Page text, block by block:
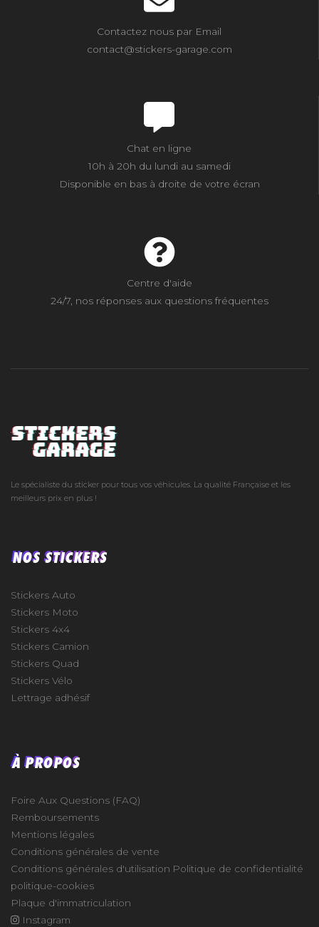
Contactez nous par Email
contact@stickers-garage.com
Chat en ligne
10h à 20h du lundi au samedi
Disponible en bas à droite de votre écran
Centre d'aide
24/7, nos réponses aux questions fréquentes
Le spécialiste du sticker pour tous vos véhicules. La qualité Française et les
meilleurs prix en plus !
NOS STICKERS
Stickers Auto
Stickers Moto
Stickers 4x4
Stickers Camion
Stickers Quad
Stickers Vélo
Lettrage adhésif
À PROPOS
Foire Aux Questions (FAQ)
Remboursements
Mentions légales
Conditions générales de vente
Conditions générales d'utilisation Politique de confidentialité
politique-cookies
Plaque d'immatriculation
Instagram